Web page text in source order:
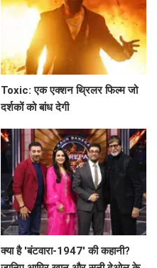
Toxic: एक एक्शन थ्रिलर फिल्म जो
दर्शकों को बांध देगी
क्या है 'बंटवारा-1947' की कहानी?